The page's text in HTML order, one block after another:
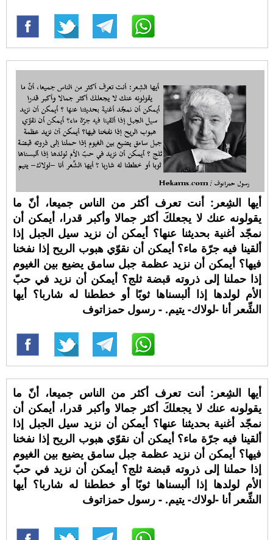
أيها الشِعر: أنت تعرف أكثر من الناس جميعا، أنّ ما
يقولونه عنك لا يجعلكَ أكثر جمالا وأكبر قدرا، أيمكن أن
نمجّد أغنية بحديثنا عنها؟ أيمكن أن نزيد سيل الجبل إذا
ألقينا فيه جرّة ماء؟ أيمكن أن نقوّي هبوب الريح إذا نفخنا
فيها؟ أيمكن أن نزيد عظمة جبل سامق يضيع بين الغيوم
إذا حملنا إلى ذروته قبضة ثلج؟ أيمكن أن نزيد في حبّ
الأم لولدها إذا ألبسناها ثوبًا أو خططنا له شاربا؟ أيها
الشِّعر أنا -لولاك- يتيم. - رسول حمزاتوف
أيها الشِعر: أنت تعرف أكثر من الناس جميعا، أنّ ما
يقولونه عنك لا يجعلكَ أكثر جمالا وأكبر قدرا، أيمكن أن
نمجّد أغنية بحديثنا عنها؟ أيمكن أن نزيد سيل الجبل إذا
ألقينا فيه جرّة ماء؟ أيمكن أن نقوّي هبوب الريح إذا نفخنا
فيها؟ أيمكن أن نزيد عظمة جبل سامق يضيع بين الغيوم
إذا حملنا إلى ذروته قبضة ثلج؟ أيمكن أن نزيد في حبّ
الأم لولدها إذا ألبسناها ثوبًا أو خططنا له شاربا؟ أيها
الشِّعر أنا -لولاك- يتيم. - رسول حمزاتوف